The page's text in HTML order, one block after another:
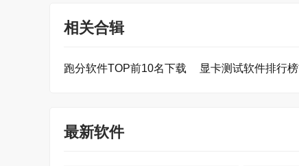
相关合辑
跑分软件TOP前10名下载
最新软件